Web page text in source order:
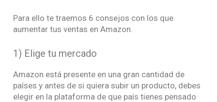
Para ello te traemos 6 consejos con los que
aumentar tus ventas en Amazon.
1) Elige tu mercado
Amazon está presente en una gran cantidad de
países y antes de si quiera subir un producto, debes
elegir en la plataforma de que país tienes pensado